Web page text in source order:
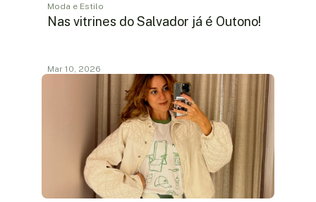
Moda e Estilo
Nas vitrines do Salvador já é Outono!
Mar 10, 2026